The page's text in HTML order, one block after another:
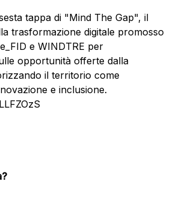
tappa di "Mind The Gap", il
trasformazione digitale promosso
e WINDTRE per
opportunità offerte dalla
il territorio come
e inclusione.